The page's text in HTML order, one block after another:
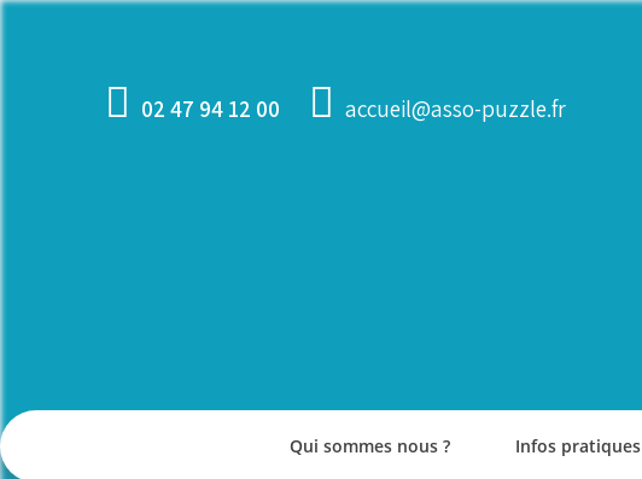
Skip
02 47 94 12 00 accueil@asso-puzzle.fr
Qui sommes nous ? Infos pratiques